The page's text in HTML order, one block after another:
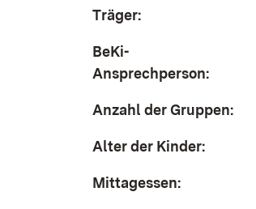
Träger:
BeKi-
Ansprechperson:
Anzahl der Gruppen:
Alter der Kinder:
Mittagessen: